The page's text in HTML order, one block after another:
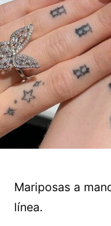
Mariposas a
línea.